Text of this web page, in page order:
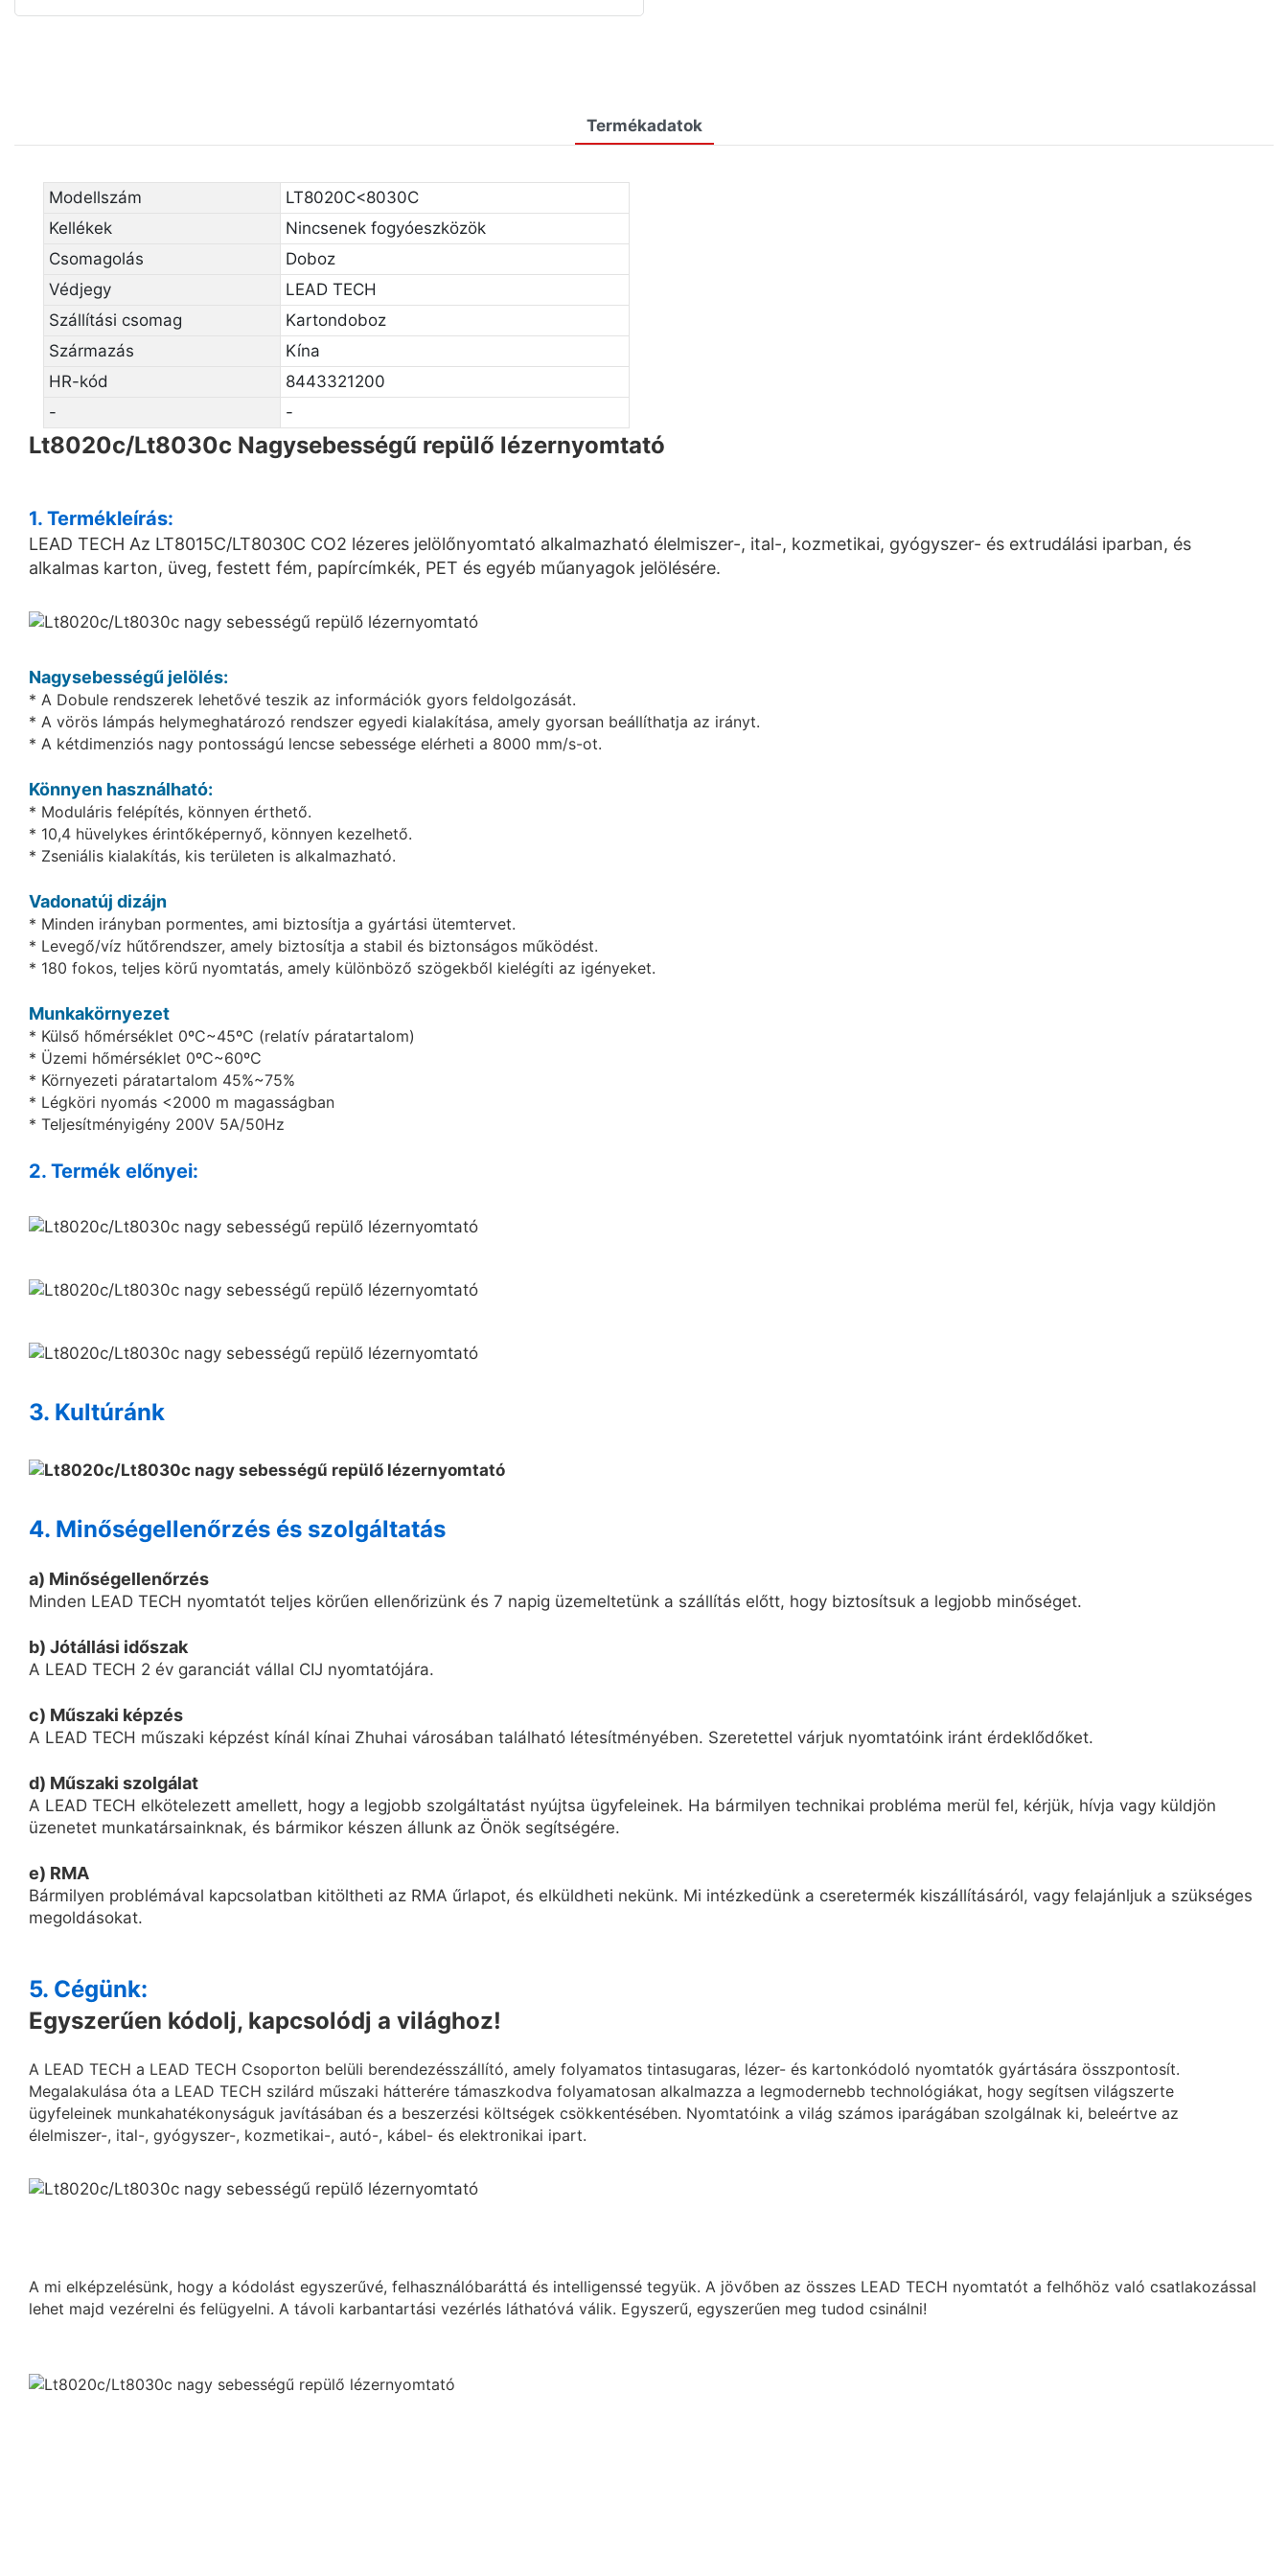
Termékadatok
Modellszám
LT8020C<8030C
Kellékek
Nincsenek fogyóeszközök
Csomagolás
Doboz
Védjegy
LEAD TECH
Szállítási csomag
Kartondoboz
Származás
Kína
HR-kód
8443321200
-
-
Lt8020c/Lt8030c Nagysebességű repülő lézernyomtató
1. Termékleírás:
LEAD TECH Az LT8015C/LT8030C CO2 lézeres jelölőnyomtató alkalmazható élelmiszer-, ital-, kozmetikai, gyógyszer- és extrudálási iparban, és
alkalmas karton, üveg, festett fém, papírcímkék, PET és egyéb műanyagok jelölésére.
Nagysebességű jelölés:
* A Dobule rendszerek lehetővé teszik az információk gyors feldolgozását.
* A vörös lámpás helymeghatározó rendszer egyedi kialakítása, amely gyorsan beállíthatja az irányt.
* A kétdimenziós nagy pontosságú lencse sebessége elérheti a 8000 mm/s-ot.
Könnyen használható:
* Moduláris felépítés, könnyen érthető.
* 10,4 hüvelykes érintőképernyő, könnyen kezelhető.
* Zseniális kialakítás, kis területen is alkalmazható.
Vadonatúj dizájn
* Minden irányban pormentes, ami biztosítja a gyártási ütemtervet.
* Levegő/víz hűtőrendszer, amely biztosítja a stabil és biztonságos működést.
* 180 fokos, teljes körű nyomtatás, amely különböző szögekből kielégíti az igényeket.
Munkakörnyezet
* Külső hőmérséklet 0ºC~45ºC (relatív páratartalom)
* Üzemi hőmérséklet 0ºC~60ºC
* Környezeti páratartalom 45%~75%
* Légköri nyomás <2000 m magasságban
* Teljesítményigény 200V 5A/50Hz
2. Termék előnyei:
3. Kultúránk
4. Minőségellenőrzés és szolgáltatás
a) Minőségellenőrzés
Minden LEAD TECH nyomtatót teljes körűen ellenőrizünk és 7 napig üzemeltetünk a szállítás előtt, hogy biztosítsuk a legjobb minőséget.
b) Jótállási időszak
A LEAD TECH 2 év garanciát vállal CIJ nyomtatójára.
c) Műszaki képzés
A LEAD TECH műszaki képzést kínál kínai Zhuhai városában található létesítményében. Szeretettel várjuk nyomtatóink iránt érdeklődőket.
d) Műszaki szolgálat
A LEAD TECH elkötelezett amellett, hogy a legjobb szolgáltatást nyújtsa ügyfeleinek. Ha bármilyen technikai probléma merül fel, kérjük, hívja vagy küldjön
üzenetet munkatársainknak, és bármikor készen állunk az Önök segítségére.
e) RMA
Bármilyen problémával kapcsolatban kitöltheti az RMA űrlapot, és elküldheti nekünk. Mi intézkedünk a cseretermék kiszállításáról, vagy felajánljuk a szükséges
megoldásokat.
5. Cégünk:
Egyszerűen kódolj, kapcsolódj a világhoz!
A LEAD TECH a LEAD TECH Csoporton belüli berendezésszállító, amely folyamatos tintasugaras, lézer- és kartonkódoló nyomtatók gyártására összpontosít.
Megalakulása óta a LEAD TECH szilárd műszaki hátterére támaszkodva folyamatosan alkalmazza a legmodernebb technológiákat, hogy segítsen világszerte
ügyfeleinek munkahatékonyságuk javításában és a beszerzési költségek csökkentésében. Nyomtatóink a világ számos iparágában szolgálnak ki, beleértve az
élelmiszer-, ital-, gyógyszer-, kozmetikai-, autó-, kábel- és elektronikai ipart.
A mi elképzelésünk, hogy a kódolást egyszerűvé, felhasználóbaráttá és intelligenssé tegyük. A jövőben az összes LEAD TECH nyomtatót a felhőhöz való csatlakozással
lehet majd vezérelni és felügyelni. A távoli karbantartási vezérlés láthatóvá válik. Egyszerű, egyszerűen meg tudod csinálni!